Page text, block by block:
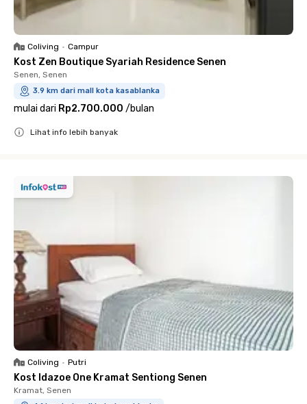
Coliving • Campur
Kost Zen Boutique Syariah Residence Senen
Senen, Senen
3.9 km dari mall kota kasablanka
mulai dari Rp2.700.000 /bulan
Lihat info lebih banyak
Coliving • Putri
Kost Idazoe One Kramat Sentiong Senen
Kramat, Senen